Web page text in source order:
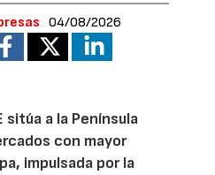
04/08/2026
sitúa a la Península
con mayor
impulsada por la